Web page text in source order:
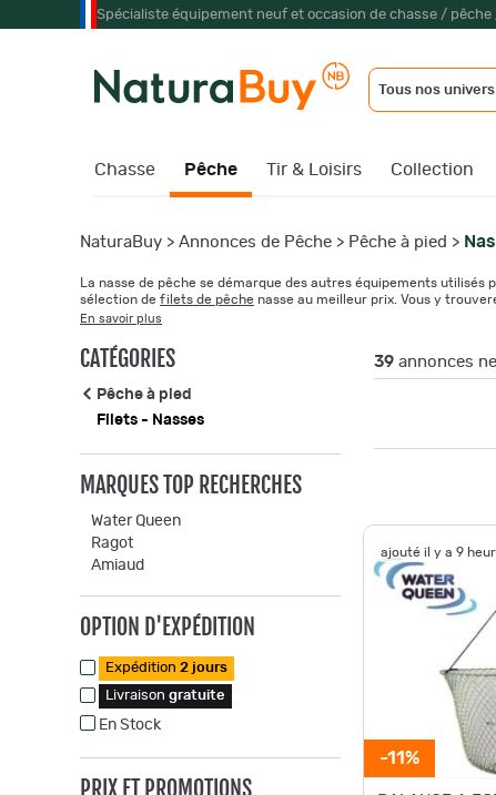
Spécialiste équipement neuf et occasion de chasse / pêche
Tous nos univers
Chasse Pêche Tir & Loisirs Collection
NaturaBuy > Annonces de Pêche > Pêche à pied >
La nasse de pêche se démarque des autres équipements
sélection de filets de pêche nasse au meilleur prix. Vous y
En savoir plus
CATÉGORIES
Pêche à pied
Filets - Nasses
MARQUES TOP RECHERCHES
Water Queen
Ragot
Amiaud
OPTION D'EXPÉDITION
Expédition 2 jours
Livraison gratuite
En Stock
PRIX ET PROMOTIONS
39 annonces
ajouté il y a 9
-11%